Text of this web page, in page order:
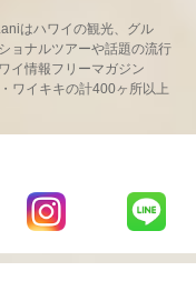
はハワイの観光、グル
ョナルツアーや話題の流行
イ情報フリーマガジン
ワイキキの計400ヶ所以上
LaniLani
LaniLani